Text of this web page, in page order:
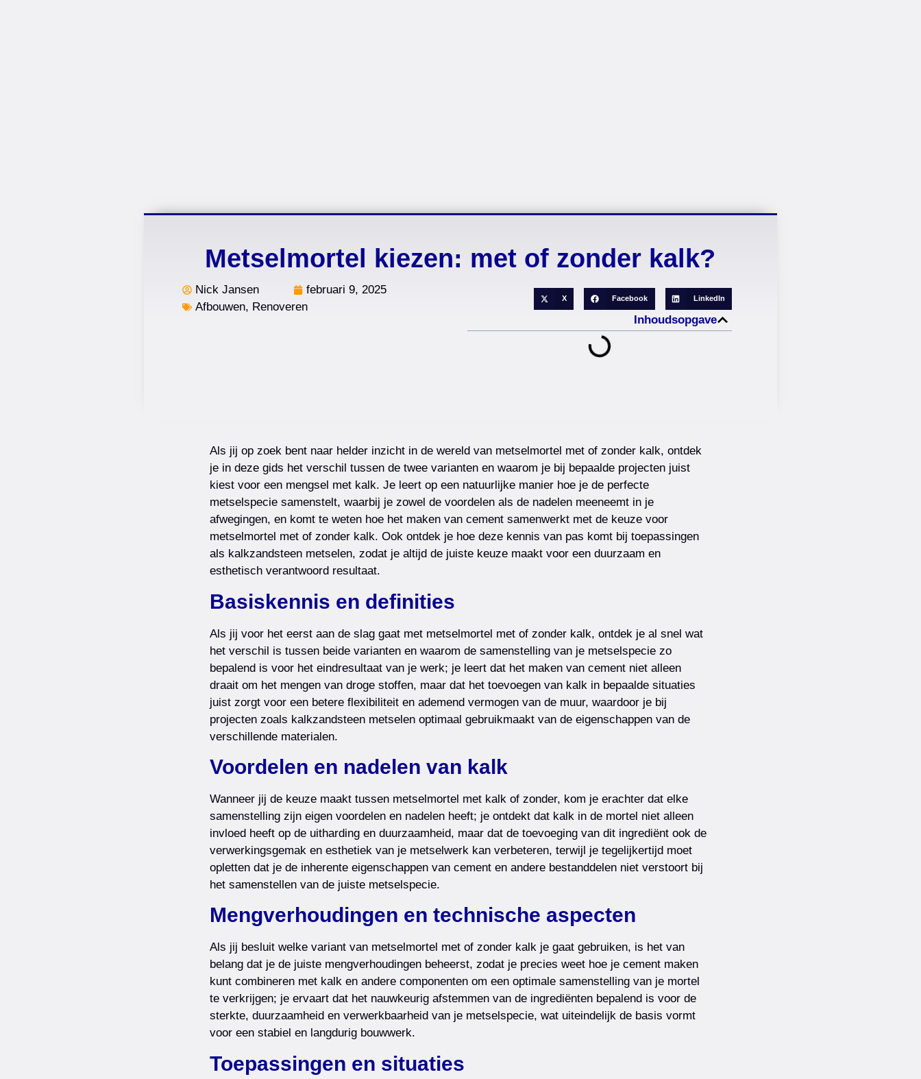
Metselmortel kiezen: met of zonder kalk?
Nick Jansen
februari 9, 2025
Afbouwen, Renoveren
X Facebook LinkedIn
Inhoudsopgave
Als jij op zoek bent naar helder inzicht in de wereld van metselmortel met of zonder kalk, ontdek
je in deze gids het verschil tussen de twee varianten en waarom je bij bepaalde projecten juist
kiest voor een mengsel met kalk. Je leert op een natuurlijke manier hoe je de perfecte
metselspecie samenstelt, waarbij je zowel de voordelen als de nadelen meeneemt in je
afwegingen, en komt te weten hoe het maken van cement samenwerkt met de keuze voor
metselmortel met of zonder kalk. Ook ontdek je hoe deze kennis van pas komt bij toepassingen
als kalkzandsteen metselen, zodat je altijd de juiste keuze maakt voor een duurzaam en
esthetisch verantwoord resultaat.
Basiskennis en definities
Als jij voor het eerst aan de slag gaat met metselmortel met of zonder kalk, ontdek je al snel wat
het verschil is tussen beide varianten en waarom de samenstelling van je metselspecie zo
bepalend is voor het eindresultaat van je werk; je leert dat het maken van cement niet alleen
draait om het mengen van droge stoffen, maar dat het toevoegen van kalk in bepaalde situaties
juist zorgt voor een betere flexibiliteit en ademend vermogen van de muur, waardoor je bij
projecten zoals kalkzandsteen metselen optimaal gebruikmaakt van de eigenschappen van de
verschillende materialen.
Voordelen en nadelen van kalk
Wanneer jij de keuze maakt tussen metselmortel met kalk of zonder, kom je erachter dat elke
samenstelling zijn eigen voordelen en nadelen heeft; je ontdekt dat kalk in de mortel niet alleen
invloed heeft op de uitharding en duurzaamheid, maar dat de toevoeging van dit ingrediënt ook de
verwerkingsgemak en esthetiek van je metselwerk kan verbeteren, terwijl je tegelijkertijd moet
opletten dat je de inherente eigenschappen van cement en andere bestanddelen niet verstoort bij
het samenstellen van de juiste metselspecie.
Mengverhoudingen en technische aspecten
Als jij besluit welke variant van metselmortel met of zonder kalk je gaat gebruiken, is het van
belang dat je de juiste mengverhoudingen beheerst, zodat je precies weet hoe je cement maken
kunt combineren met kalk en andere componenten om een optimale samenstelling van je mortel
te verkrijgen; je ervaart dat het nauwkeurig afstemmen van de ingrediënten bepalend is voor de
sterkte, duurzaamheid en verwerkbaarheid van je metselspecie, wat uiteindelijk de basis vormt
voor een stabiel en langdurig bouwwerk.
Toepassingen en situaties